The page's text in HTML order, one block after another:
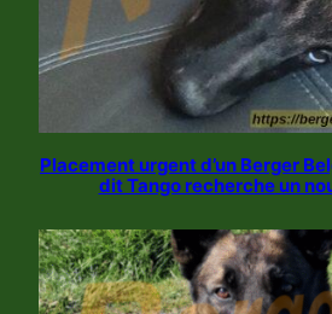
Placement urgent d’un Berger
dit Tango recherche un